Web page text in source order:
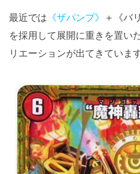
最近では 《ザパンプ》
＋《バ
を採用して展開に重きを置い
リエーションが出てきています